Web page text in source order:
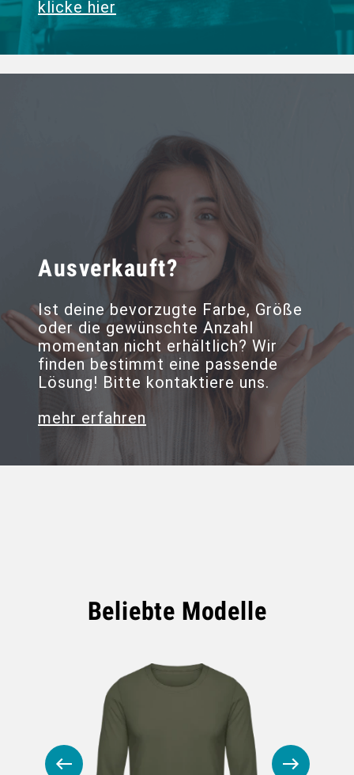
klicke hier
Ausverkauft?
Ist deine bevorzugte Farbe, Größe
oder die gewünschte Anzahl
momentan nicht erhältlich? Wir
finden bestimmt eine passende
Lösung! Bitte kontaktiere uns.
mehr erfahren
Beliebte Modelle